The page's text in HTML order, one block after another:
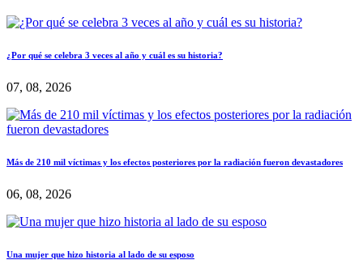
¿Por qué se celebra 3 veces al año y cuál es su historia?
07, 08, 2026
Más de 210 mil víctimas y los efectos posteriores por la radiación fueron devastadores
06, 08, 2026
Una mujer que hizo historia al lado de su esposo